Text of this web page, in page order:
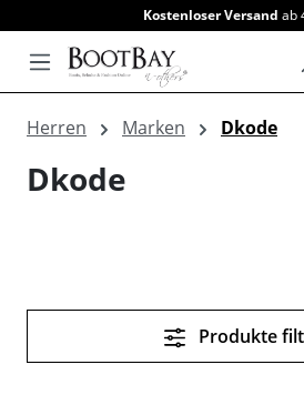
Kostenloser Versand ab
Herren Marken Dkode
Dkode
Produkte